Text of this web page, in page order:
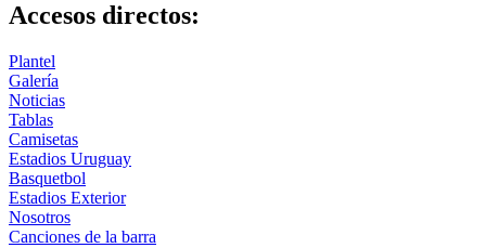
Accesos directos:
Plantel
Galería
Noticias
Tablas
Camisetas
Estadios Uruguay
Basquetbol
Estadios Exterior
Nosotros
Canciones de la barra